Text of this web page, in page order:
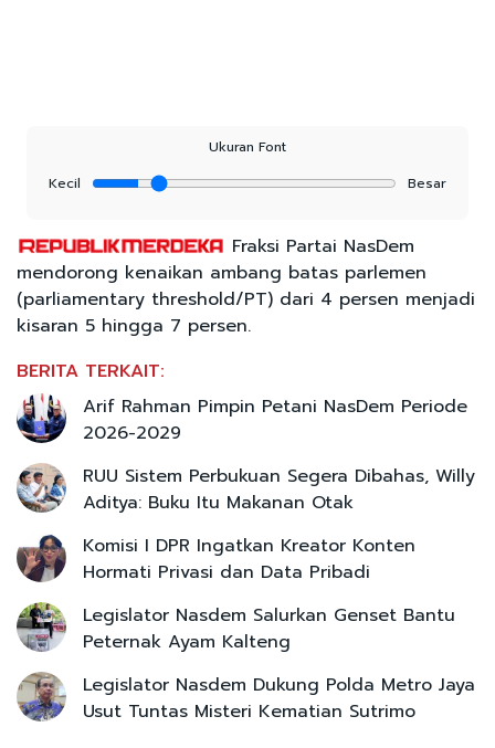
Ukuran Font
Kecil
Besar
Fraksi Partai NasDem
mendorong kenaikan ambang batas parlemen
(parliamentary threshold/PT) dari 4 persen menjadi
kisaran 5 hingga 7 persen.
BERITA TERKAIT:
Arif Rahman Pimpin Petani NasDem Periode
2026-2029
RUU Sistem Perbukuan Segera Dibahas, Willy
Aditya: Buku Itu Makanan Otak
Komisi I DPR Ingatkan Kreator Konten
Hormati Privasi dan Data Pribadi
Legislator Nasdem Salurkan Genset Bantu
Peternak Ayam Kalteng
Legislator Nasdem Dukung Polda Metro Jaya
Usut Tuntas Misteri Kematian Sutrimo